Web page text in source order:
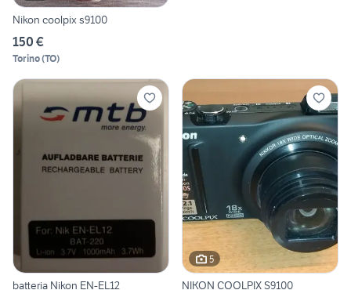
Nikon coolpix s9100
150 €
Torino(TO)
batteria Nikon EN-EL12
5
NIKON COOLPIX S9100